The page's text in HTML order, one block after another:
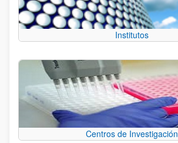
Institutos
Centros de Investigación